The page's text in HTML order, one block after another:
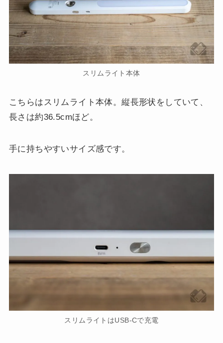
スリムライト本体
こちらはスリムライト本体。縦長形状をしていて、
長さは約36.5cmほど。
手に持ちやすいサイズ感です。
スリムライトはUSB-Cで充電